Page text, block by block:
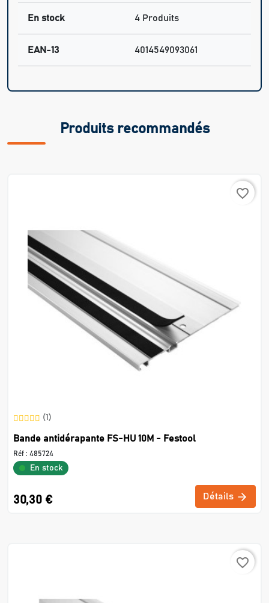
En stock 4 Produits
EAN-13 4014549093061
Produits recommandés
favorite_border
(1)
Bande antidérapante FS-HU 10M - Festool
Réf : 485724
En stock
30,30 € Détails
favorite_border